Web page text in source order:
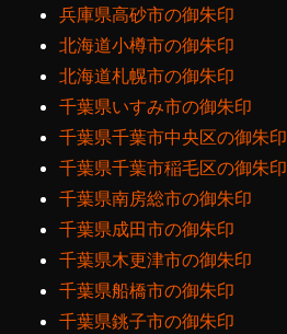
兵庫県高砂市の御朱印
北海道小樽市の御朱印
北海道札幌市の御朱印
千葉県いすみ市の御朱印
千葉県千葉市中央区の御朱印
千葉県千葉市稲毛区の御朱印
千葉県南房総市の御朱印
千葉県成田市の御朱印
千葉県木更津市の御朱印
千葉県船橋市の御朱印
千葉県銚子市の御朱印